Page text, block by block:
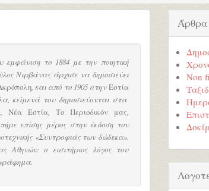
το 1884 με την ποιητική
Νιρβάνας άρχισε να δημοσιεύει
, και από το 1905 στηνΕστία
κείμενά του δημοσιεύονται στα
Νέα Εστία Το Περιοδικόν μας
επίσης μέρος στην έκδοση του
«Συντροφιάς των δώδεκα».
Αθηνών: ο εισιτήριος λόγος του
Άρθρα
Non